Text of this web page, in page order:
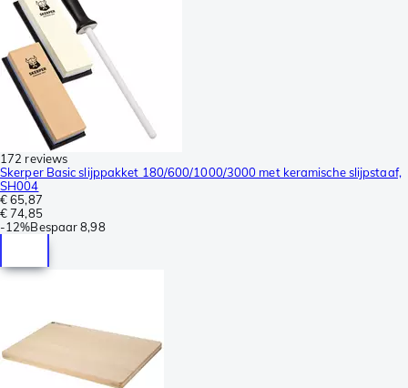
172 reviews
Skerper Basic slijppakket 180/600/1000/3000 met keramische slijpstaaf,
SH004
€ 65,87
€ 74,85
-12%Bespaar 8,98